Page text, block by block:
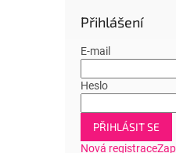
Přihlášení
E-mail
Heslo
PŘIHLÁSIT SE
Nová registrace